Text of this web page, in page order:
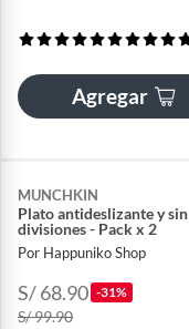
Agregar
MUNCHKIN
Plato antideslizante y sin
divisiones - Pack x 2
Por Happuniko Shop
S/ 68.90 -31%
S/ 99.90